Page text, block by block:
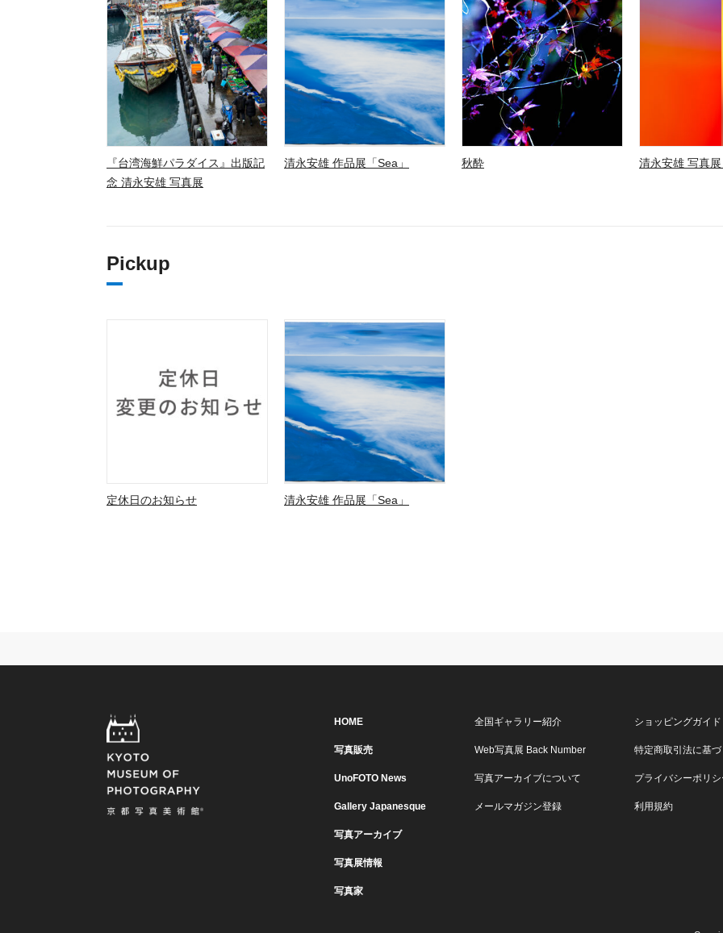
『台湾海鮮パラダイス』出版記
念 清永安雄 写真展
清永安雄 作品展「Sea」 秋酔 清永安雄 写真
Pickup
定休日のお知らせ 清永安雄 作品展「Sea」
HOME
写真販売
UnoFOTO News
Gallery Japanesque
写真アーカイブ
写真展情報
写真家
全国ギャラリー紹介
Web写真展 Back Number
写真アーカイブについて
メールマガジン登録
ショッピングガイド
特定商取引法に基
プライバシーポリ
利用規約